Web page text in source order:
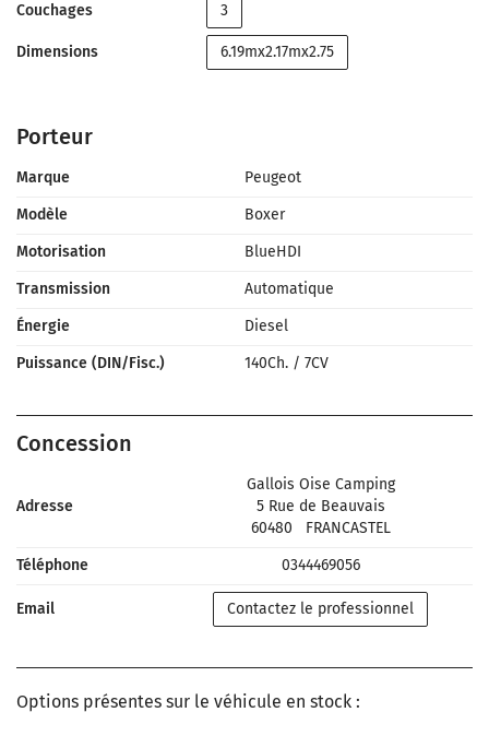
Couchages 3
Dimensions 6.19mx2.17mx2.75
Porteur
Marque
Peugeot
Modèle
Boxer
Motorisation
BlueHDI
Transmission
Automatique
Énergie
Diesel
Puissance (DIN/Fisc.)
140Ch. / 7CV
Concession
Adresse
Gallois Oise Camping
5 Rue de Beauvais
60480
FRANCASTEL
Téléphone
0344469056
Email Contactez le professionnel
Options présentes sur le véhicule en stock :